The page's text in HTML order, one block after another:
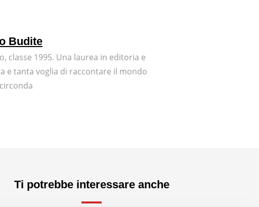
Budite
classe 1995. Una laurea in editoria e
e tanta voglia di raccontare il mondo
Ti potrebbe interessare anche